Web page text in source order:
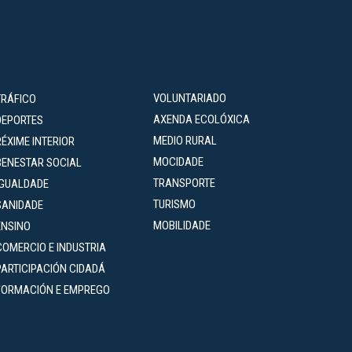
INTERIOR
SOCIAL
E INDUSTRIA
CIDADÁ
E EMPREGO
VOLUNTARIADO
AXENDA ECOLÓXICA
MEDIO RURAL
MOCIDADE
TRANSPORTE
TURISMO
MOBILIDADE